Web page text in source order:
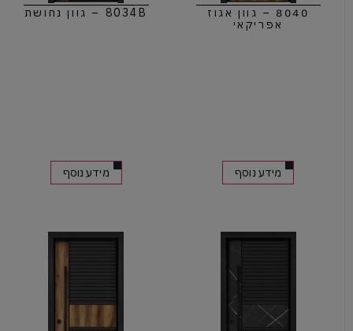
8040 – גוון אגוז
אפריקאי
מידע נוסף
8034B – גוון נחושת
מידע נוסף